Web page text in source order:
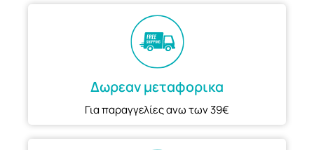
Δωρεαν μεταφορικα
Για παραγγελίες ανω των 39€